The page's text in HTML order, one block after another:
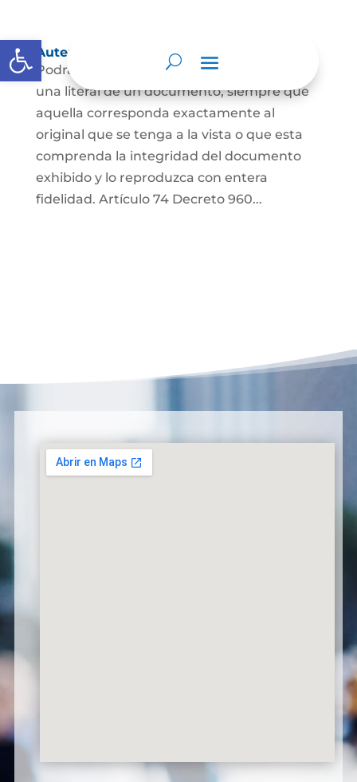
Abrir barra de herramientas
Autenticación de Copias
Podrá autenticarse una copia mecánica o
una literal de un documento, siempre que
aquella corresponda exactamente al
original que se tenga a la vista o que esta
comprenda la integridad del documento
exhibido y lo reproduzca con entera
fidelidad. Artículo 74 Decreto 960...